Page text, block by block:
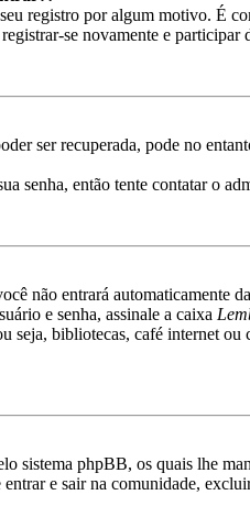
registro por algum motivo. É
se novamente e participar
ser recuperada, pode no
senha, então tente contatar o
não entrará automaticamente
e senha, assinale a caixa
seja, bibliotecas, café internet
sistema phpBB, os quais lhe
e sair na comunidade,